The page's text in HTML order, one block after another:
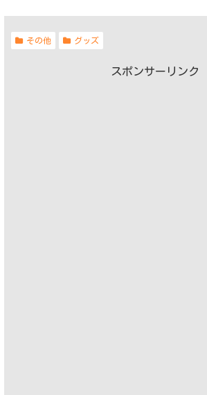
その他 グッズ
スポンサーリンク